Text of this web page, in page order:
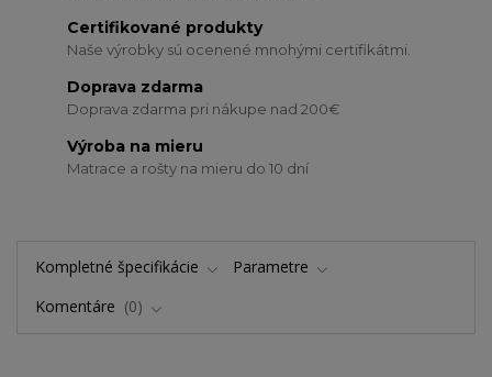
Certifikované produkty
Naše výrobky sú ocenené mnohými certifikátmi.
Doprava zdarma
Doprava zdarma pri nákupe nad 200€
Výroba na mieru
Matrace a rošty na mieru do 10 dní
Kompletné špecifikácie
Parametre
Komentáre
0